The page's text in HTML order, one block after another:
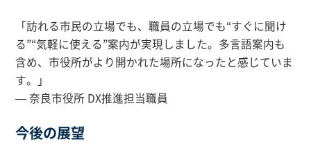
「訪れる市民の立場でも、職員の立場でも“すぐに聞け
る”“気軽に使える”案内が実現しました。多言語案内も
含め、市役所がより開かれた場所になったと感じていま
す。」
— 奈良市役所 DX推進担当職員
今後の展望